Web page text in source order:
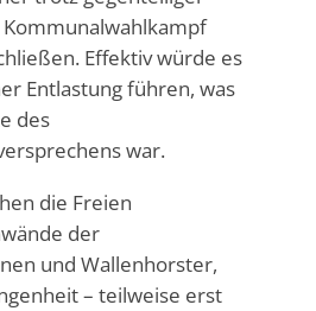
Effektiv würde es
Entlastung führen, was
des
war.
die Freien
der
und Wallenhorster,
– teilweise erst